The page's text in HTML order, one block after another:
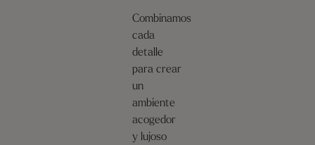
Combinamos
cada
detalle
para crear
un
ambiente
acogedor
y lujoso